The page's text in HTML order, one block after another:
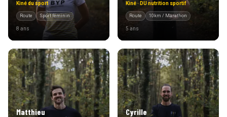
Kiné du sport
Route Sport féminin
8 ans
Kiné · DU nutrition sportif
Route 10km / Marathon
5 ans
Matthieu Cyrille